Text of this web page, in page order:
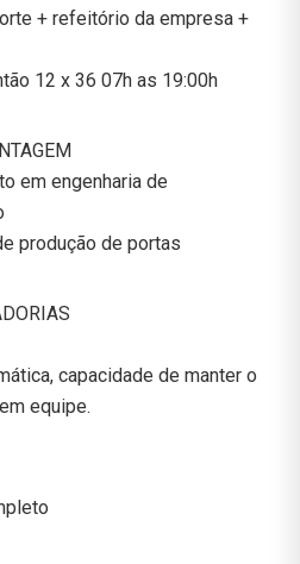
+ refeitório da empresa +
12 x 36 07h as 19:00h
em engenharia de
produção de portas
capacidade de manter o
equipe.